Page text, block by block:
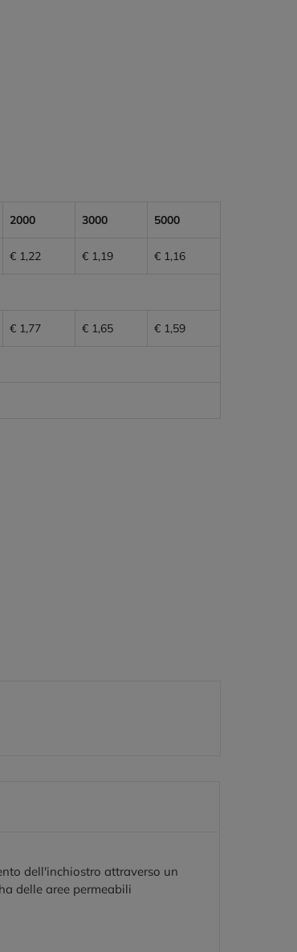
2000 3000 5000
€ 1,22 € 1,19 € 1,16
€ 1,77 € 1,65 € 1,59
dell'inchiostro attraverso un
delle aree permeabili